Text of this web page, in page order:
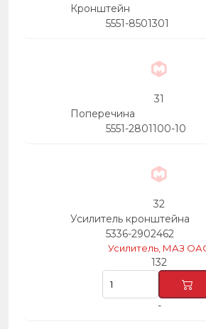
Кронштейн
5551-8501301
31
Поперечина
5551-2801100-10
32
Усилитель кронштейна
5336-2902462
Усилитель, МАЗ
132
-